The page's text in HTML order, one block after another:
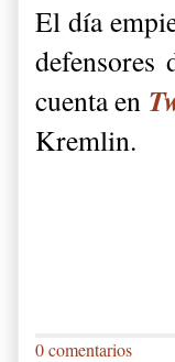
El día
defensores
cuenta en
Kremlin.
0 comentarios